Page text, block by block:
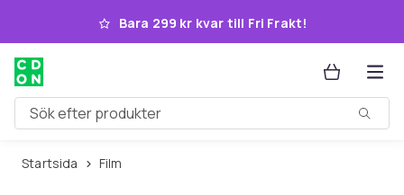
Hoppa till huvudinnehållet
Bara 299 kr kvar till Fri Frakt!
Sök efter produkter
Startsida Film